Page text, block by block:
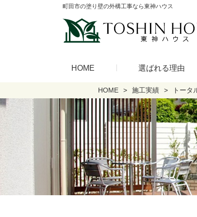
町田市の塗り壁の外構工事なら東神ハウス
HOME 選ばれる理由
HOME 施工実績 トータ